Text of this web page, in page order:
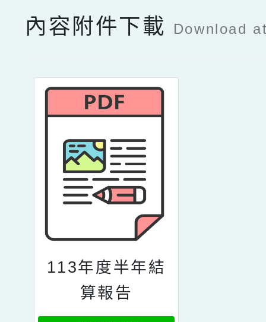
內容附件下載 Download
113年度半年結
算報告